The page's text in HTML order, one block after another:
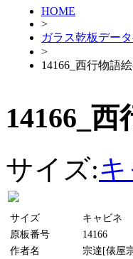
HOME
>
ガラス乾板デー
>
14166_西行物語
14166_
サイズ:
サイズ
キャビネ
原板番号
14166
作者名
宗達[俵屋